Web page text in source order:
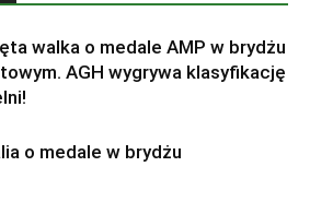
walka o medale AMP w brydżu
AGH wygrywa klasyfikację
o medale w brydżu